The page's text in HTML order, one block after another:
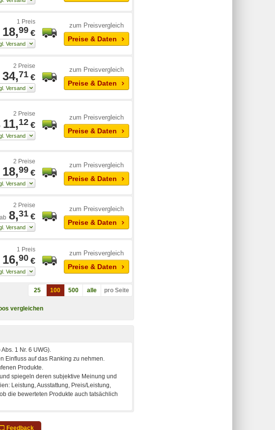
25 100 500 alle pro Seite
vergleichen
1 Preis
18,99 €
zum Preisvergleich
Preise & Daten
2 Preise
34,71 €
zum Preisvergleich
Preise & Daten
2 Preise
11,12 €
zum Preisvergleich
Preise & Daten
2 Preise
18,99 €
zum Preisvergleich
Preise & Daten
2 Preise
ab 8,31 €
zum Preisvergleich
Preise & Daten
1 Preis
16,90 €
zum Preisvergleich
Preise & Daten
Feedback